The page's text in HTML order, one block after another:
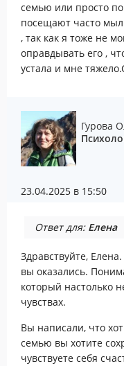
семью или просто
посещают часто
, так как я тоже не
оправдывать его ,
устала и мне
Гурова
23.04.2025 в 15:50
Ответ для: Елена
Здравствуйте,
вы оказались.
который настолько
чувствах.
Вы написали, что
семью вы хотите
чувствуете себя